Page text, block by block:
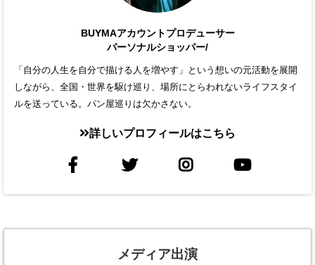
BUYMAアカウントプロデューサー
パーソナルショッパー/
「自分の人生を自分で描ける人を増やす」という想いの元活動を展開
しながら、全国・世界を駆け巡り、場所にとらわれないライフスタイ
ルを送っている。パン屋巡りは欠かさない。
詳しいプロフィールはこちら
メディア出演